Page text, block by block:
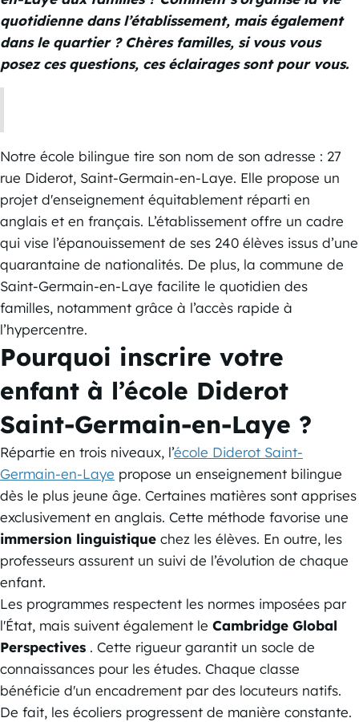
quotidienne dans l’établissement, mais également
dans le quartier ? Chères familles, si vous vous
posez ces questions, ces éclairages sont pour vous.
Notre école bilingue tire son nom de son adresse : 27
rue Diderot, Saint-Germain-en-Laye. Elle propose un
projet d'enseignement équitablement réparti en
anglais et en français. L’établissement offre un cadre
qui vise l’épanouissement de ses 240 élèves issus d’une
quarantaine de nationalités. De plus, la commune de
Saint-Germain-en-Laye facilite le quotidien des
familles, notamment grâce à l’accès rapide à
l’hypercentre.
Pourquoi inscrire votre
enfant à l’école Diderot
Saint-Germain-en-Laye ?
Répartie en trois niveaux, l’école Diderot Saint-
Germain-en-Laye propose un enseignement bilingue
dès le plus jeune âge. Certaines matières sont apprises
exclusivement en anglais. Cette méthode favorise une
immersion linguistique chez les élèves. En outre, les
professeurs assurent un suivi de l’évolution de chaque
enfant.
Les programmes respectent les normes imposées par
l'État, mais suivent également le Cambridge Global
Perspectives . Cette rigueur garantit un socle de
connaissances pour les études. Chaque classe
bénéficie d'un encadrement par des locuteurs natifs.
De fait, les écoliers progressent de manière constante.